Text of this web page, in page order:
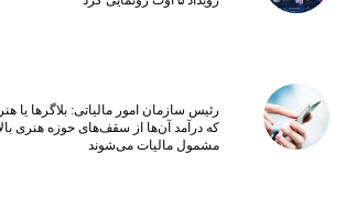
رئیس سازمان امور مالیاتی: بلاگر‌ها یا
که درآمد آن‌ها از سقف‌های حوزه هنری
مشمول مالیات می‌شوند